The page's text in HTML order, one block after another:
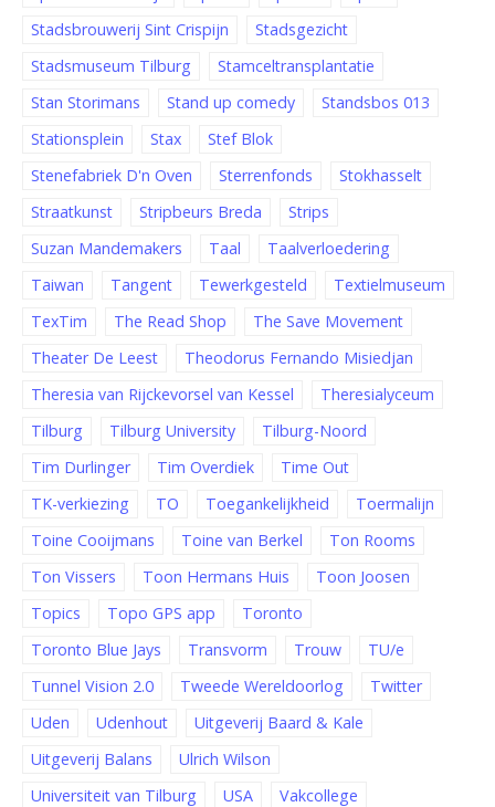
Stadsbrouwerij Sint Crispijn
Stadsgezicht
Stadsmuseum Tilburg
Stamceltransplantatie
Stan Storimans
Stand up comedy
Standsbos 013
Stationsplein
Stax
Stef Blok
Stenefabriek D'n Oven
Sterrenfonds
Stokhasselt
Straatkunst
Stripbeurs Breda
Strips
Suzan Mandemakers
Taal
Taalverloedering
Taiwan
Tangent Tewerkgesteld
Textielmuseum
TexTim
The Read Shop
The Save Movement
Theater De Leest
Theodorus Fernando Misiedjan
Theresia van Rijckevorsel van Kessel
Theresialyceum
Tilburg
Tilburg University
Tilburg-Noord
Tim Durlinger
Tim Overdiek
Time Out
TK-verkiezing
TO Toegankelijkheid
Toermalijn
Toine Cooijmans
Toine van Berkel
Ton Rooms
Ton Vissers
Toon Hermans Huis
Toon Joosen
Topics
Topo GPS app
Toronto
Toronto Blue Jays
Transvorm Trouw
TU/e
Tunnel Vision 2.0
Tweede Wereldoorlog
Twitter
Uden
Udenhout
Uitgeverij Baard & Kale
Uitgeverij Balans
Ulrich Wilson
Universiteit van Tilburg
USA
Vakcollege